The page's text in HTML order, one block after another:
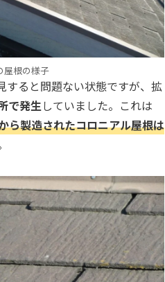
屋根の様子
すると問題ない状態ですが、拡
で発生 していました。これは
ら製造されたコロニアル屋根は